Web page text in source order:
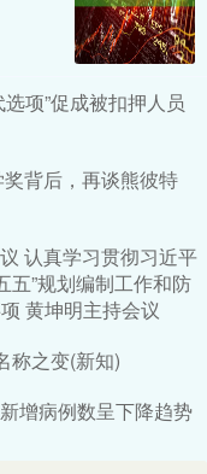
项”促成被扣押人员
背后，再谈熊彼特
认真学习贯彻习近平
五”规划编制工作和防
黄坤明主持会议
称之变(新知)
增病例数呈下降趋势